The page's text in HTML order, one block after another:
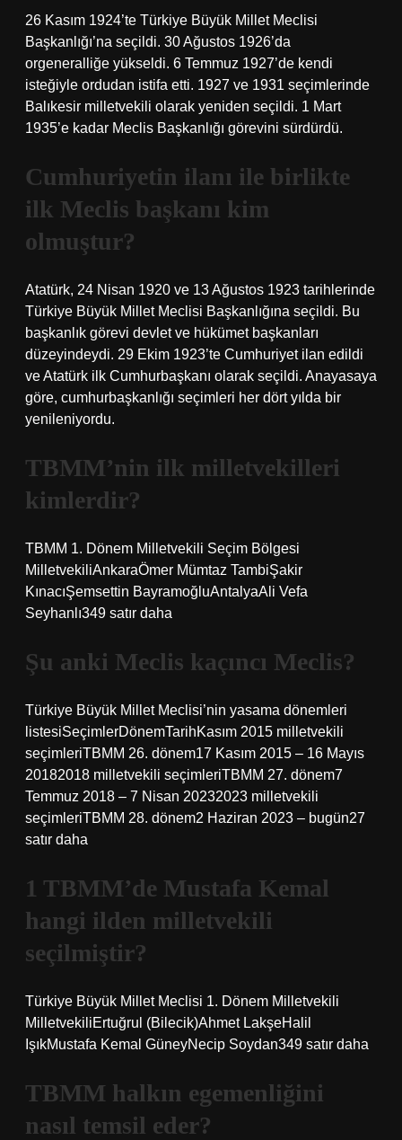
26 Kasım 1924’te Türkiye Büyük Millet Meclisi
Başkanlığı’na seçildi. 30 Ağustos 1926’da
orgeneralliğe yükseldi. 6 Temmuz 1927’de kendi
isteğiyle ordudan istifa etti. 1927 ve 1931 seçimlerinde
Balıkesir milletvekili olarak yeniden seçildi. 1 Mart
1935’e kadar Meclis Başkanlığı görevini sürdürdü.
Cumhuriyetin ilanı ile birlikte
ilk Meclis başkanı kim
olmuştur?
Atatürk, 24 Nisan 1920 ve 13 Ağustos 1923 tarihlerinde
Türkiye Büyük Millet Meclisi Başkanlığına seçildi. Bu
başkanlık görevi devlet ve hükümet başkanları
düzeyindeydi. 29 Ekim 1923’te Cumhuriyet ilan edildi
ve Atatürk ilk Cumhurbaşkanı olarak seçildi. Anayasaya
göre, cumhurbaşkanlığı seçimleri her dört yılda bir
yenileniyordu.
TBMM’nin ilk milletvekilleri
kimlerdir?
TBMM 1. Dönem Milletvekili Seçim Bölgesi
MilletvekiliAnkaraÖmer Mümtaz TambiŞakir
KınacıŞemsettin BayramoğluAntalyaAli Vefa
Seyhanlı349 satır daha
Şu anki Meclis kaçıncı Meclis?
Türkiye Büyük Millet Meclisi’nin yasama dönemleri
listesiSeçimlerDönemTarihKasım 2015 milletvekili
seçimleriTBMM 26. dönem17 Kasım 2015 – 16 Mayıs
20182018 milletvekili seçimleriTBMM 27. dönem7
Temmuz 2018 – 7 Nisan 20232023 milletvekili
seçimleriTBMM 28. dönem2 Haziran 2023 – bugün27
satır daha
1 TBMM’de Mustafa Kemal
hangi ilden milletvekili
seçilmiştir?
Türkiye Büyük Millet Meclisi 1. Dönem Milletvekili
MilletvekiliErtuğrul (Bilecik)Ahmet LakşeHalil
IşıkMustafa Kemal GüneyNecip Soydan349 satır daha
TBMM halkın egemenliğini
nasıl temsil eder?